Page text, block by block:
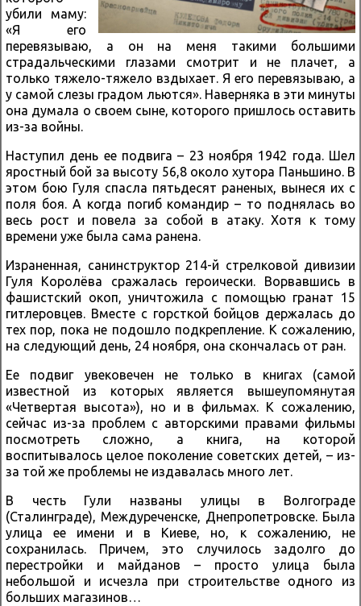
убили маму:
«Я его
перевязываю, а он на меня такими большими
страдальческими глазами смотрит и не плачет, а
только тяжело-тяжело вздыхает. Я его перевязываю, а
у самой слезы градом льются». Наверняка в эти минуты
она думала о своем сыне, которого пришлось оставить
из-за войны.
Наступил день ее подвига – 23 ноября 1942 года. Шел
яростный бой за высоту 56,8 около хутора Паньшино. В
этом бою Гуля спасла пятьдесят раненых, вынеся их с
поля боя. А когда погиб командир – то поднялась во
весь рост и повела за собой в атаку. Хотя к тому
времени уже была сама ранена.
Израненная, санинструктор 214-й стрелковой дивизии
Гуля Королёва сражалась героически. Ворвавшись в
фашистский окоп, уничтожила с помощью гранат 15
гитлеровцев. Вместе с горсткой бойцов держалась до
тех пор, пока не подошло подкрепление. К сожалению,
на следующий день, 24 ноября, она скончалась от ран.
Ее подвиг увековечен не только в книгах (самой
известной из которых является вышеупомянутая
«Четвертая высота»), но и в фильмах. К сожалению,
сейчас из-за проблем с авторскими правами фильмы
посмотреть сложно, а книга, на которой
воспитывалось целое поколение советских детей, – из-
за той же проблемы не издавалась много лет.
В честь Гули названы улицы в Волгограде
(Сталинграде), Междуреченске, Днепропетровске. Была
улица ее имени и в Киеве, но, к сожалению, не
сохранилась. Причем, это случилось задолго до
перестройки и майданов – просто улица была
небольшой и исчезла при строительстве одного из
больших магазинов…